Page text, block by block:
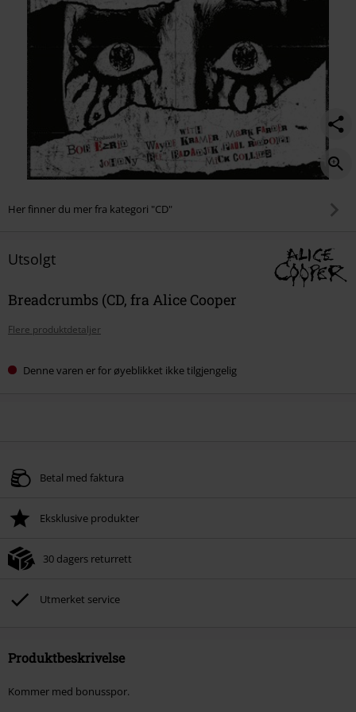
Her finner du mer fra kategori "CD"
Utsolgt
Breadcrumbs (CD, fra Alice Cooper
Flere produktdetaljer
Denne varen er for øyeblikket ikke tilgjengelig
Betal med faktura
Eksklusive produkter
30 dagers returrett
Utmerket service
Produktbeskrivelse
Kommer med bonusspor.